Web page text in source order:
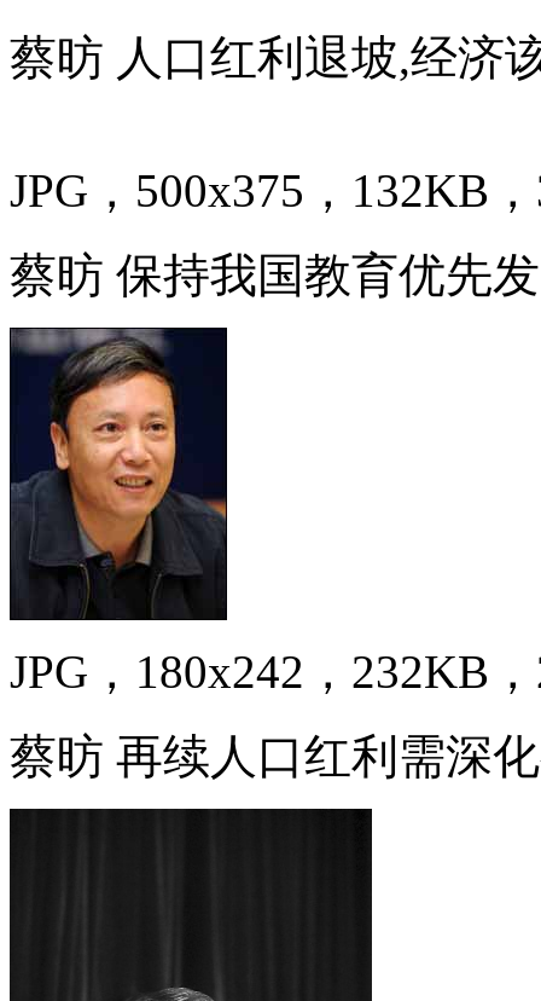
蔡昉 人口红利退坡,经济
JPG，500x375，132KB
蔡昉 保持我国教育优先
JPG，180x242，232KB
蔡昉 再续人口红利需深